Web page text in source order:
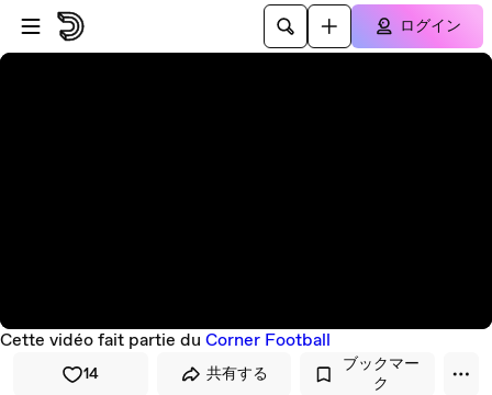
プレイヤーにスキップ
メインコンテンツにスキップ
ログイン
Cette vidéo fait partie du Corner Football
14 共有する
ブックマー
ク